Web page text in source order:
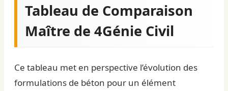
Tableau de Comparaison
Maître de 4Génie Civil
Ce tableau met en perspective l’évolution des
formulations de béton pour un élément